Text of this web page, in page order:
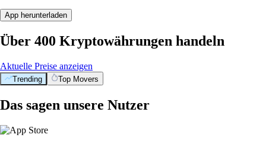
App herunterladen
Über 400 Kryptowährungen handeln
Aktuelle Preise anzeigen
Trending Top Movers
Das sagen unsere Nutzer